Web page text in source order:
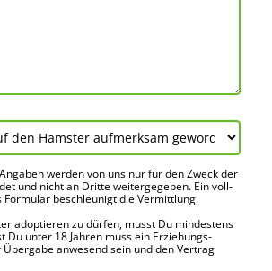
werden von uns nur für den Zweck der
und nicht an Dritte weiter­gegeben. Ein voll­
beschleu­nigt die Vermitt­lung.
adoptieren zu dürfen, musst Du mindes­tens
Du unter 18 Jahren muss ein Erziehungs­
anwes­end sein und den Vertrag